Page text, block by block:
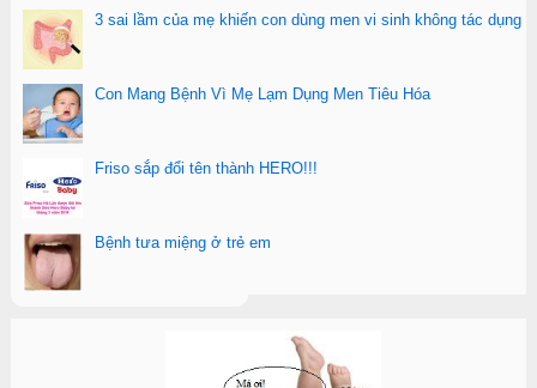
3 sai lầm của mẹ khiến con dùng men vi sinh không tác dụng
Con Mang Bệnh Vì Mẹ Lạm Dụng Men Tiêu Hóa
Friso sắp đổi tên thành HERO!!!
Bệnh tưa miệng ở trẻ em